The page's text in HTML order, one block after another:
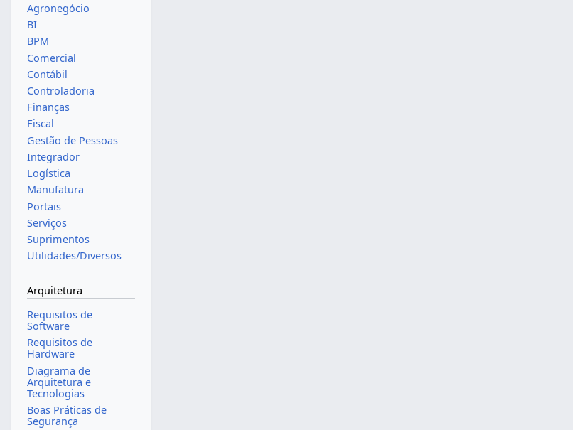
Agronegócio
BI
BPM
Comercial
Contábil
Controladoria
Finanças
Fiscal
Gestão de Pessoas
Integrador
Logística
Manufatura
Portais
Serviços
Suprimentos
Utilidades/Diversos
Arquitetura
Requisitos de
Software
Requisitos de
Hardware
Diagrama de
Arquitetura e
Tecnologias
Boas Práticas de
Segurança